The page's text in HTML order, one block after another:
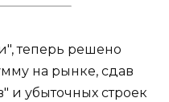
теперь решено
на рынке, сдав
и убыточных строек